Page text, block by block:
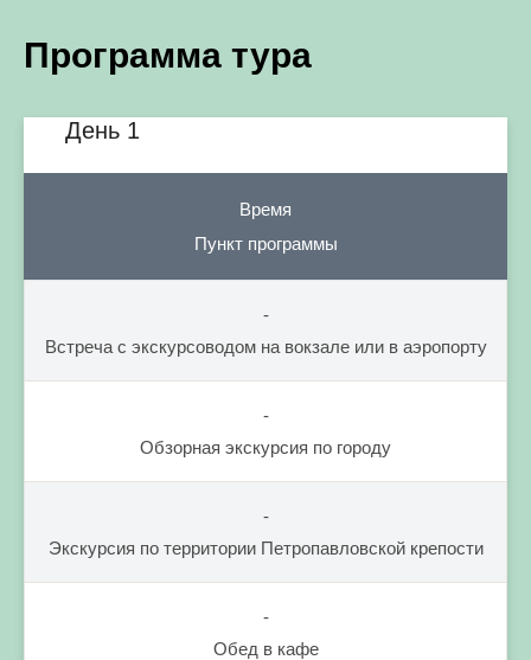
Программа тура
День 1
Время
Пункт программы
-
Встреча с экскурсоводом на вокзале или в аэропорту
-
Обзорная экскурсия по городу
-
Экскурсия по территории Петропавловской крепости
-
Обед в кафе